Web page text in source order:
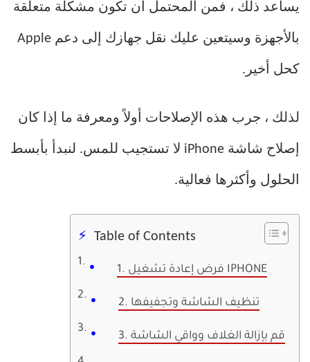
يساعد ذلك ، فمن المحتمل أن تكون مشكلة متعلقة
بالأجهزة وسيتعين عليك نقل جهازك إلى دعم Apple
كحل أخير.
لذلك ، جرب هذه الإصلاحات أولاً ومعرفة ما إذا كان
إصلاح شاشة iPhone لا تستجيب للمس. لنبدأ بأبسط
الحلول وأكثرها فعالية.
Table of Contents
1. فرض إعادة تشغيل IPHONE
2. تنظيف الشاشة وتجفيفها
3. قم بإزالة الغلاف وواقي الشاشة